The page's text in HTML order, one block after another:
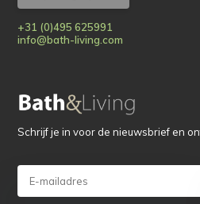
+31 (0)495 625991
info@bath-living.com
Schrijf je in voor de nieuwsbrief en